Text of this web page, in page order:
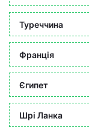
Туреччина
Франція
Єгипет
Шрі Ланка